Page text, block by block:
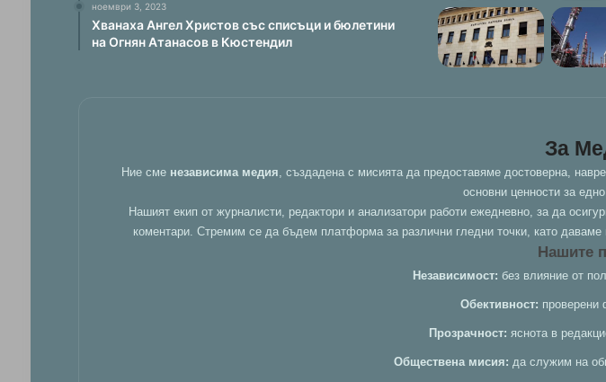
ноември 3, 2023
Хванаха Ангел Христов със списъци и бюлетини
на Огнян Атанасов в Кюстендил
За
Ние сме независима медия , създадена с мисията да предоставяме достоверна,
основни ценности за
Нашият екип от журналисти, редактори и анализатори работи ежедневно, за да
коментари. Стремим се да бъдем платформа за различни гледни точки, като
Нашите
Независимост: без влияние от
Обективност: проверени
Прозрачност: яснота в
Обществена мисия: да служим на